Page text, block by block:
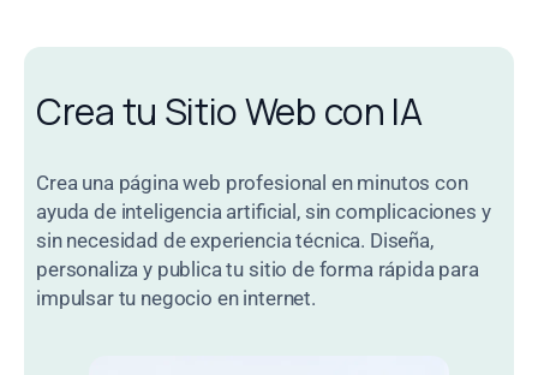
Crea tu Sitio Web con IA
Crea una página web profesional en minutos con
ayuda de inteligencia artificial, sin complicaciones y
sin necesidad de experiencia técnica. Diseña,
personaliza y publica tu sitio de forma rápida para
impulsar tu negocio en internet.